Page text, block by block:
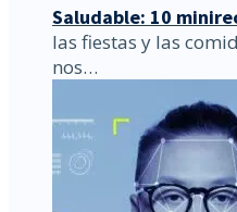
Saludable: 10
las fiestas y las
nos…